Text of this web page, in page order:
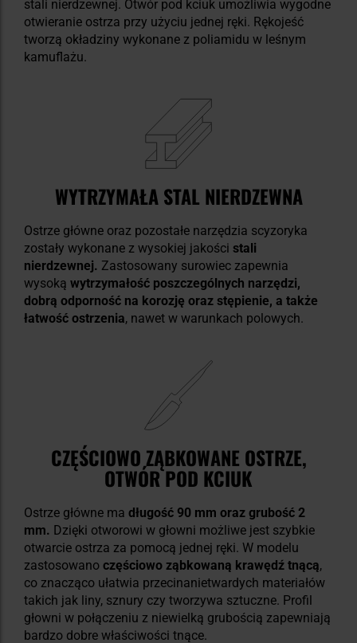
stali nierdzewnej. Otwór pod kciuk umożliwia wygodne
otwieranie ostrza przy użyciu jednej ręki. Rękojeść
tworzą okładziny wykonane z poliamidu w leśnym
kamuflażu.
WYTRZYMAŁA STAL NIERDZEWNA
Ostrze główne oraz pozostałe narzędzia scyzoryka
zostały wykonane z wysokiej jakości stali
nierdzewnej. Zastosowany surowiec zapewnia
wysoką wytrzymałość poszczególnych narzędzi,
dobrą odporność na korozję oraz stępienie, a także
łatwość ostrzenia, nawet w warunkach polowych.
CZĘŚCIOWO ZĄBKOWANE OSTRZE,
OTWÓR POD KCIUK
Ostrze główne ma długość 90 mm oraz grubość 2
mm. Dzięki otworowi w głowni możliwe jest szybkie
otwarcie ostrza za pomocą jednej ręki. W modelu
zastosowano częściowo ząbkowaną krawędź tnącą,
co znacząco ułatwia przecinanietwardych materiałów
takich jak liny, sznury czy tworzywa sztuczne. Profil
głowni w połączeniu z niewielką grubością zapewniają
bardzo dobre właściwości tnące.